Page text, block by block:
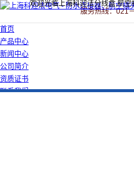
欢迎光临上海科迎法分线盒,航
服务热线：021
首页
产品中心
新闻中心
公司简介
资质证书
联系我们